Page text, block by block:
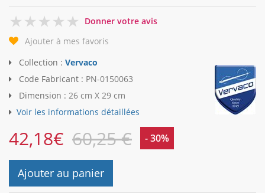
0
Donner votre avis
Ajouter à mes favoris
Collection : Vervaco
Code Fabricant : PN-0150063
Dimension : 26 cm X 29 cm
Voir les informations détaillées
42,18€ 60,25 € - 30%
Ajouter au panier